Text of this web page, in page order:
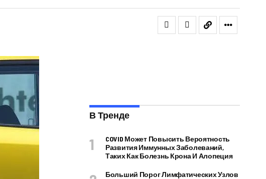
В Тренде
COVID Может Повысить Вероятность
Развития Иммунных Заболеваний,
Таких Как Болезнь Крона И Алопеция
Больший Порог Лимфатических Узлов